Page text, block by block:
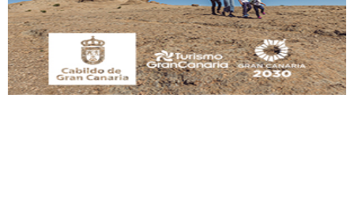
manso y extremadamente cari...
Leales.org » Gran Canaria | 9.7.2025